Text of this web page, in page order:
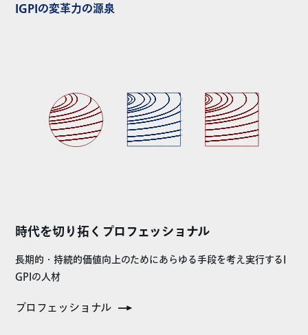
IGPIの変革力の源泉
時代を切り拓くプロフェッショナル
長期的・持続的価値向上のためにあらゆる手段を考え実行するI
GPIの人材
プロフェッショナル